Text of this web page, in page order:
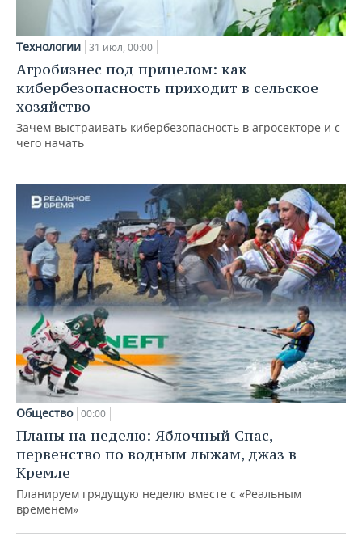
Технологии 31 июл, 00:00
Агробизнес под прицелом: как
кибербезопасность приходит в сельское
хозяйство
Зачем выстраивать кибербезопасность в агросекторе и с
чего начать
Общество 00:00
Планы на неделю: Яблочный Спас,
первенство по водным лыжам, джаз в
Кремле
Планируем грядущую неделю вместе с «Реальным
временем»